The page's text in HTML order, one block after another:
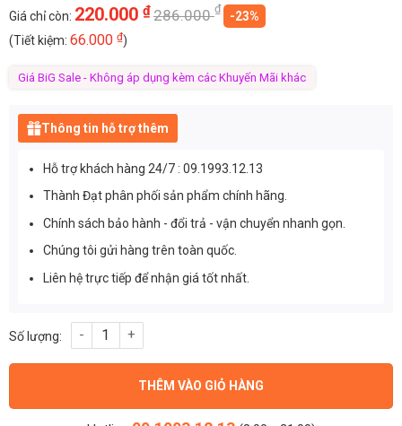
Giá chỉ còn: 220.000 ₫286.000₫
-23%
(Tiết kiệm: 66.000 ₫)
Giá BiG Sale - Không áp dụng kèm các Khuyến Mãi khác
Thông tin hỗ trợ thêm
Hỗ trợ khách hàng 24/7 : 09.1993.12.13
Thành Đạt phân phối sản phẩm chính hãng.
Chính sách bảo hành - đổi trả - vận chuyển nhanh gọn.
Chúng tôi gửi hàng trên toàn quốc.
Liên hệ trực tiếp để nhận giá tốt nhất.
Đèn âm trần chống loá 12w - Thành Đạt Led số lượng
THÊM VÀO GIỎ HÀNG